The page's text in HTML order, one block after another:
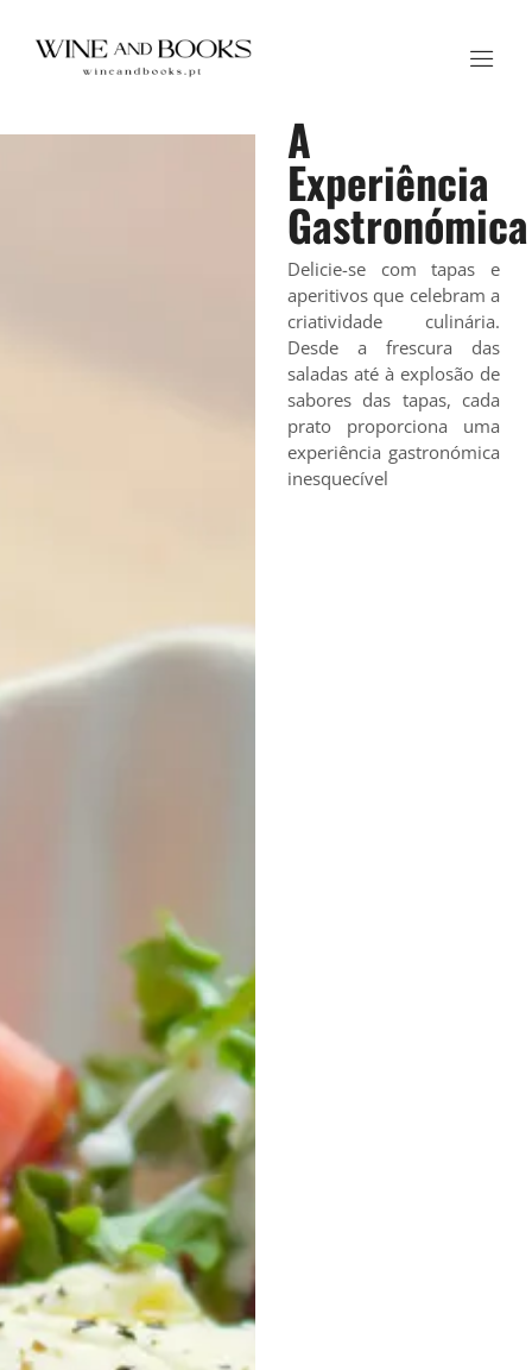
A
Experiência
Gastronómica
Delicie-se com tapas e
aperitivos que celebram a
criatividade culinária.
Desde a frescura das
saladas até à explosão de
sabores das tapas, cada
prato proporciona uma
experiência gastronómica
inesquecível